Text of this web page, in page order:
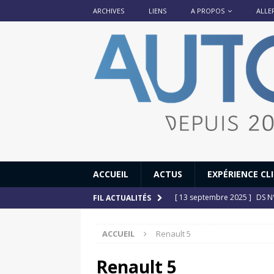
ARCHIVES LIENS A PROPOS
ACCUEIL ACTUS EXPÉRIENCE
FIL ACTUALITÉS [ 13 septembre 2025 ] DS
[ 6 juillet 2025 ]
ACCUEIL Renault 5
Renault 5